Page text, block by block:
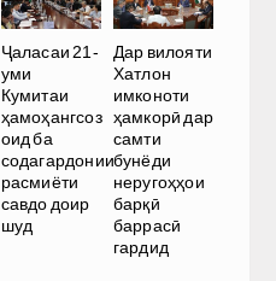
Ҷаласаи 21-
уми
Кумитаи
ҳамоҳангсоз
оид ба
содагардонии
расмиёти
савдо доир
шуд
Дар вилояти
Хатлон
имконоти
ҳамкорӣ дар
самти
бунёди
неругоҳҳои
барқӣ
баррасӣ
гардид